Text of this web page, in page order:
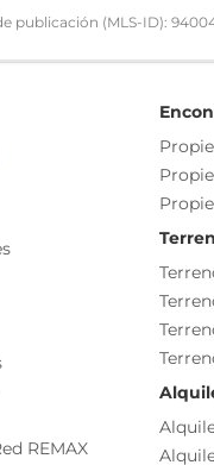
deportivas y
u$s300
es de propiedad,
publicación
de la operación por
servicios,
publicación (MLS-ID):
REMAX